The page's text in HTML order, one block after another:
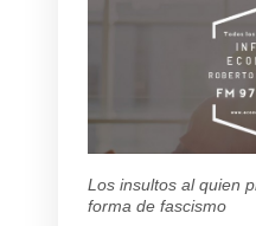
Los insultos al quien
forma de fascismo